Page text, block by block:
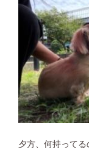
夕方、何持って